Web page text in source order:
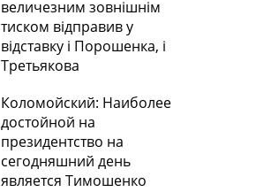
величезним зовнішнім
тиском відправив у
відставку і Порошенка, і
Третьякова
Коломойский: Наиболее
достойной на
президентство на
сегодняшний день
является Тимошенко